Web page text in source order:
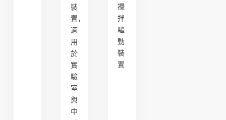
裝
置，
適
用
於
實
驗
室
與
中
攪
拌
驅
動
裝
置